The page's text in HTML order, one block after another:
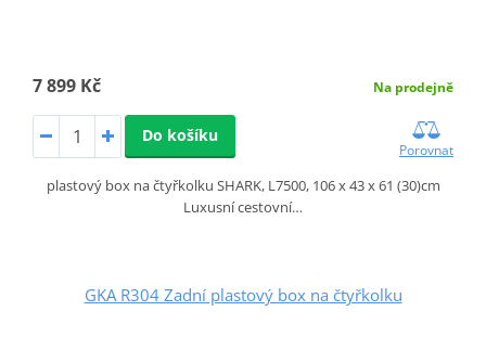
7 899 Kč Na prodejně
Do košíku
Porovnat
plastový box na čtyřkolku SHARK, L7500, 106 x 43 x 61 (30)cm
Luxusní cestovní…
GKA R304 Zadní plastový box na čtyřkolku